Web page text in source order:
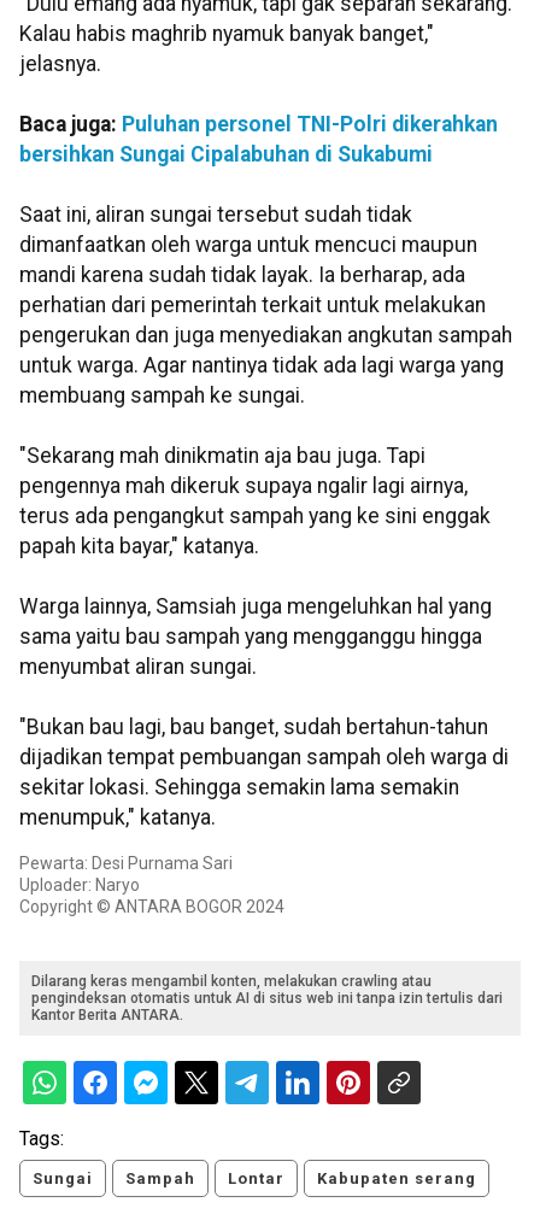
Kalau habis maghrib nyamuk banyak banget,"
jelasnya.
Baca juga: Puluhan personel TNI-Polri dikerahkan
bersihkan Sungai Cipalabuhan di Sukabumi
Saat ini, aliran sungai tersebut sudah tidak
dimanfaatkan oleh warga untuk mencuci maupun
mandi karena sudah tidak layak. Ia berharap, ada
perhatian dari pemerintah terkait untuk melakukan
pengerukan dan juga menyediakan angkutan sampah
untuk warga. Agar nantinya tidak ada lagi warga yang
membuang sampah ke sungai.
"Sekarang mah dinikmatin aja bau juga. Tapi
pengennya mah dikeruk supaya ngalir lagi airnya,
terus ada pengangkut sampah yang ke sini enggak
papah kita bayar," katanya.
Warga lainnya, Samsiah juga mengeluhkan hal yang
sama yaitu bau sampah yang mengganggu hingga
menyumbat aliran sungai.
"Bukan bau lagi, bau banget, sudah bertahun-tahun
dijadikan tempat pembuangan sampah oleh warga di
sekitar lokasi. Sehingga semakin lama semakin
menumpuk," katanya.
Pewarta: Desi Purnama Sari
Uploader: Naryo
Copyright © ANTARA BOGOR 2024
Dilarang keras mengambil konten, melakukan crawling atau
pengindeksan otomatis untuk AI di situs web ini tanpa izin tertulis dari
Kantor Berita ANTARA.
Tags:
Sungai Sampah Lontar Kabupaten serang